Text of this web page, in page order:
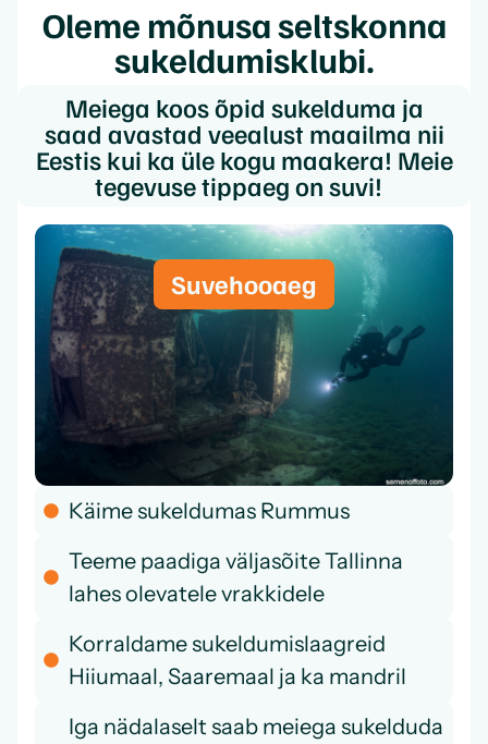
Oleme mõnusa seltskonna
sukeldumisklubi.
Meiega koos õpid sukelduma ja
saad avastad veealust maailma nii
Eestis kui ka üle kogu maakera! Meie
tegevuse tippaeg on suvi!
Suvehooaeg
Käime sukeldumas Rummus
Teeme paadiga väljasõite Tallinna
lahes olevatele vrakkidele
Korraldame sukeldumislaagreid
Hiiumaal, Saaremaal ja ka mandril
Iga nädalaselt saab meiega sukelduda